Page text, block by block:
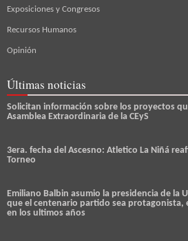
Exposiciones y Congresos
Recursos Humanos
Opinión
Últimas noticias
Solicitan información sobre los proyectos
Asamblea Extraordinaria de la CEyS
3era. fecha del Ascesno: Atletico La Niñá
Torneo
Emiliano Balbin asumio la presidencia de la
que el centenario partido sea protagonista,
en los ultimos años